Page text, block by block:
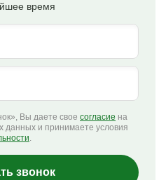
время
Вы даете свое согласие на
данных и принимаете условия
.
звонок